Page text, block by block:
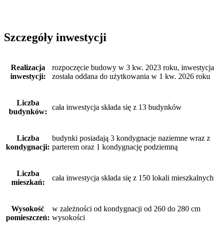
Szczegóły inwestycji
Realizacja
inwestycji:
rozpoczęcie budowy w 3 kw. 2023 roku, inwestycja
została oddana do użytkowania w 1 kw. 2026 roku
Liczba
budynków:
cała inwestycja składa się z 13 budynków
Liczba
kondygnacji:
budynki posiadają 3 kondygnacje naziemne wraz z
parterem oraz 1 kondygnację podziemną
Liczba
mieszkań:
cała inwestycja składa się z 150 lokali mieszkalnych
Wysokość
pomieszczeń:
w zależności od kondygnacji od 260 do 280 cm
wysokości